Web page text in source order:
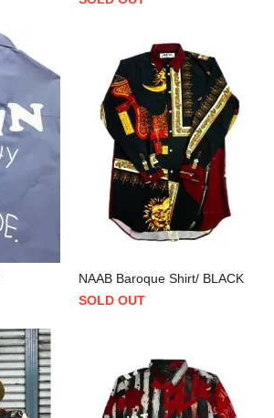
NAAB Baroque Shirt/ BLACK
SOLD OUT